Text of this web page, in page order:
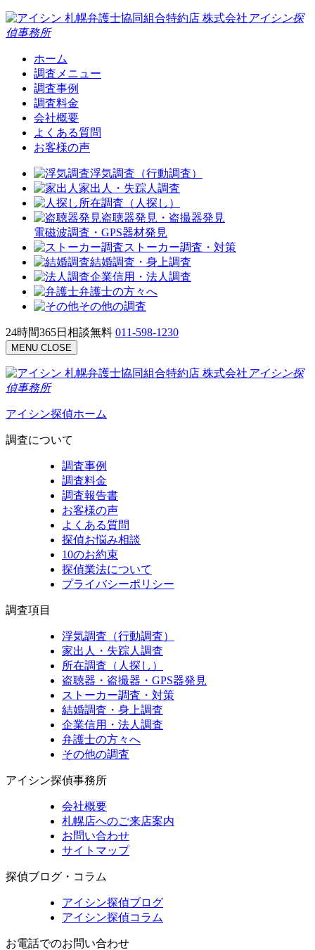
札幌弁護士協同組合特約店 株式会社 アイシン探
偵事務所
ホーム
調査メニュー
調査事例
調査料金
会社概要
よくある質問
お客様の声
浮気調査（行動調査）
家出人・失踪人調査
所在調査（人探し）
盗聴器発見・盗撮器発見
電磁波調査・GPS器材発見
ストーカー調査・対策
結婚調査・身上調査
企業信用・法人調査
弁護士の方々へ
その他の調査
24時間365日相談無料 011-598-1230
MENU CLOSE
札幌弁護士協同組合特約店 株式会社 アイシン探
偵事務所
アイシン探偵ホーム
調査について
調査事例
調査料金
調査報告書
お客様の声
よくある質問
探偵お悩み相談
10のお約束
探偵業法について
プライバシーポリシー
調査項目
浮気調査（行動調査）
家出人・失踪人調査
所在調査（人探し）
盗聴器・盗撮器・GPS器発見
ストーカー調査・対策
結婚調査・身上調査
企業信用・法人調査
弁護士の方々へ
その他の調査
アイシン探偵事務所
会社概要
札幌店へのご来店案内
お問い合わせ
サイトマップ
探偵ブログ・コラム
アイシン探偵ブログ
アイシン探偵コラム
お電話でのお問い合わせ